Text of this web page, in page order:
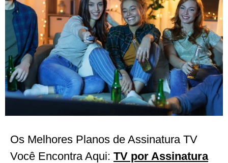
TV por Assinatura Vale a Pena?
Veja Preços e Benefícios
Os Melhores Planos de Assinatura TV
Você Encontra Aqui: TV por Assinatura